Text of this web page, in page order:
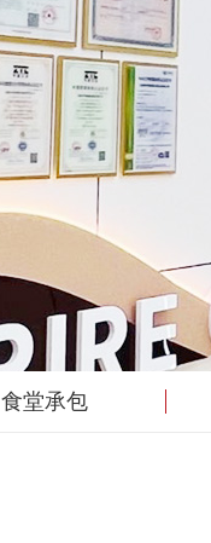
食堂承包